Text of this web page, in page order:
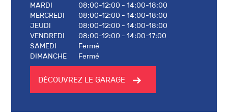
MARDI
08:00-12:00 - 14:00-18:00
MERCREDI
08:00-12:00 - 14:00-18:00
JEUDI
08:00-12:00 - 14:00-18:00
VENDREDI
08:00-12:00 - 14:00-17:00
SAMEDI
Fermé
DIMANCHE
Fermé
DÉCOUVREZ LE GARAGE